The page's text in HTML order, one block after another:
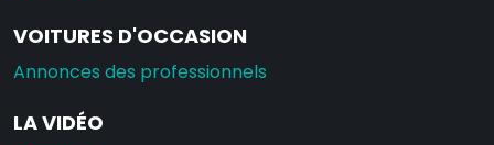
VOITURES D'OCCASION
Annonces des professionnels
LA VIDÉO